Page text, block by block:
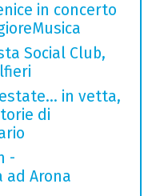
in concerto
Social Club,
in vetta,
di
-
ad Arona